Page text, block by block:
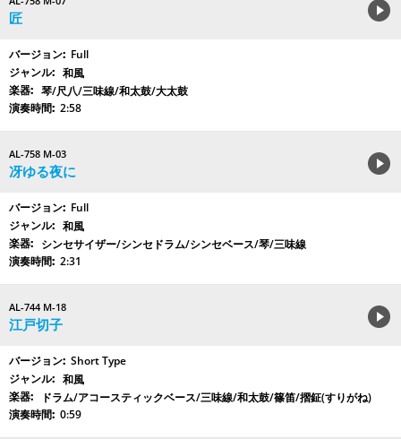
匠
Full
和風
琴/尺八/三味線/和太鼓/大太鼓
2:58
AL-758 M-03
冴ゆる夜に
Full
和風
シンセサイザー/シンセドラム/シンセベース/琴/三味線
2:31
AL-744 M-18
江戸切子
Short Type
和風
ドラム/アコースティックベース/三味線/和太鼓/篠笛/摺鉦(すりがね)
0:59